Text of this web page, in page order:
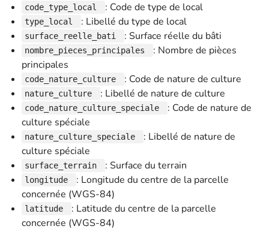
code_type_local : Code de type de local
type_local : Libellé du type de local
surface_reelle_bati : Surface réelle du bâti
nombre_pieces_principales
: Nombre de pièces
principales
code_nature_culture : Code de nature de culture
nature_culture : Libellé de nature de culture
code_nature_culture_speciale
: Code de nature de
culture spéciale
nature_culture_speciale
: Libellé de nature de
culture spéciale
surface_terrain : Surface du terrain
longitude
: Longitude du centre de la parcelle
concernée (WGS-84)
latitude
: Latitude du centre de la parcelle
concernée (WGS-84)